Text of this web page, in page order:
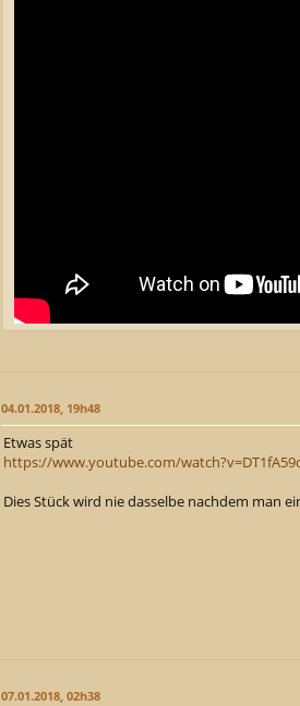
04.01.2018, 19h48
Etwas spät
https://www.youtube.com/
Dies Stück wird nie dasselbe nachdem man
07.01.2018, 02h38